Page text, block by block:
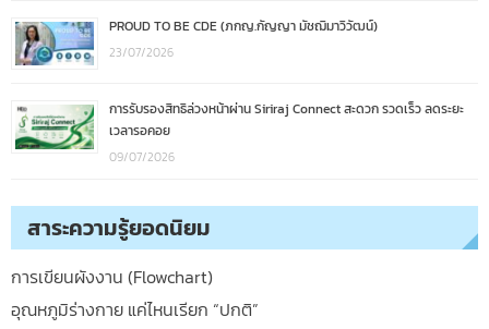
PROUD TO BE CDE (ภกญ.กัญญา มัชฌิมาวิวัฒน์)
23/07/2026
การรับรองสิทธิล่วงหน้าผ่าน Siriraj Connect สะดวก รวดเร็ว ลดระยะ
เวลารอคอย
09/07/2026
สาระความรู้ยอดนิยม
การเขียนผังงาน (Flowchart)
อุณหภูมิร่างกาย แค่ไหนเรียก “ปกติ”